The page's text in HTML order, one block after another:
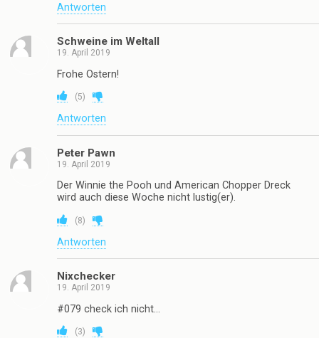
Antworten
Schweine im Weltall
19. April 2019
Frohe Ostern!
(5)
Antworten
Peter Pawn
19. April 2019
Der Winnie the Pooh und American Chopper Dreck
wird auch diese Woche nicht lustig(er).
(8)
Antworten
Nixchecker
19. April 2019
#079 check ich nicht…
(3)